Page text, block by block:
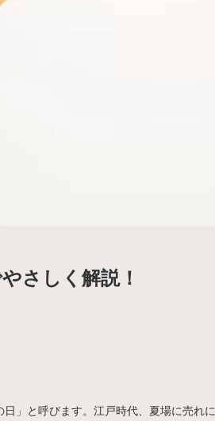
さしく解説！
」と呼びます。江戸時代、夏場に売れに